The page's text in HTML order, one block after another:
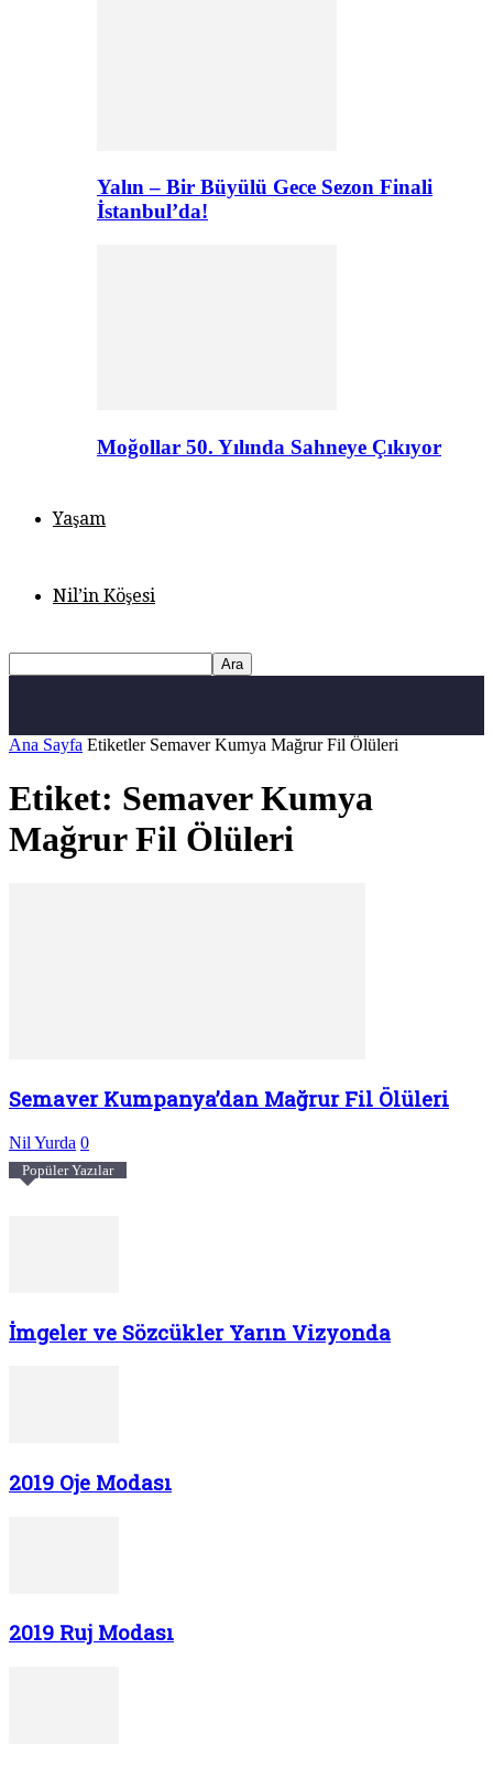
Yalın – Bir Büyülü Gece Sezon Finali
İstanbul’da!
Moğollar 50. Yılında Sahneye Çıkıyor
Yaşam
Nil’in Köşesi
Ana Sayfa Etiketler Semaver Kumya Mağrur Fil Ölüleri
Etiket: Semaver Kumya
Mağrur Fil Ölüleri
Semaver Kumpanya’dan Mağrur Fil Ölüleri
Nil Yurda 0
Popüler Yazılar
İmgeler ve Sözcükler Yarın Vizyonda
2019 Oje Modası
2019 Ruj Modası